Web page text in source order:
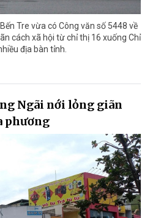
Tre vừa có Công văn số 5448 về
cách xã hội từ chỉ thị 16 xuống Chỉ
địa bàn tỉnh.
Ngãi nới lỏng giãn
phương